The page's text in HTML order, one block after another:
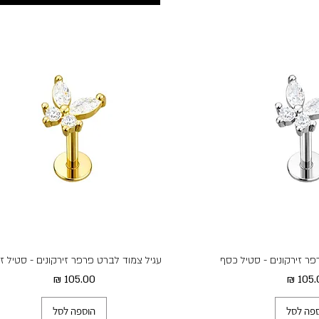
זירקונים - סטיל כסף
לסל
עגיל צמוד לברט פרפר זירקונים - סטיל
מחיר
הוספה לסל